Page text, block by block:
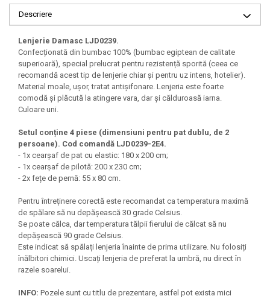
Descriere
Lenjerie Damasc LJD0239.
Confecționată din bumbac 100% (bumbac egiptean de calitate
superioară), special prelucrat pentru rezistență sporită (ceea ce
recomandă acest tip de lenjerie chiar și pentru uz intens, hotelier).
Material moale, ușor, tratat antișifonare. Lenjeria este foarte
comodă și plăcută la atingere vara, dar și călduroasă iarna.
Culoare uni.
Setul conține 4 piese (dimensiuni pentru pat dublu, de 2
persoane). Cod comandă LJD0239-2E4.
- 1x cearșaf de pat cu elastic: 180 x 200 cm;
- 1x cearșaf de pilotă: 200 x 230 cm;
- 2x fețe de pernă: 55 x 80 cm.
Pentru întreținere corectă este recomandat ca temperatura maximă
de spălare să nu depășească 30 grade Celsius.
Se poate călca, dar temperatura tălpii fierului de călcat să nu
depășească 90 grade Celsius.
Este indicat să spălați lenjeria înainte de prima utilizare. Nu folosiți
înălbitori chimici. Uscați lenjeria de preferat la umbră, nu direct în
razele soarelui.
INFO: Pozele sunt cu titlu de prezentare, astfel pot exista mici